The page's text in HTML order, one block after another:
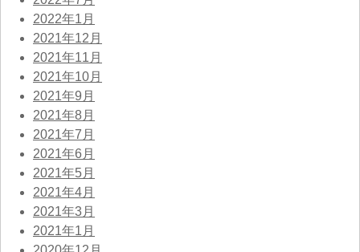
2022年1月
2021年12月
2021年11月
2021年10月
2021年9月
2021年8月
2021年7月
2021年6月
2021年5月
2021年4月
2021年3月
2021年1月